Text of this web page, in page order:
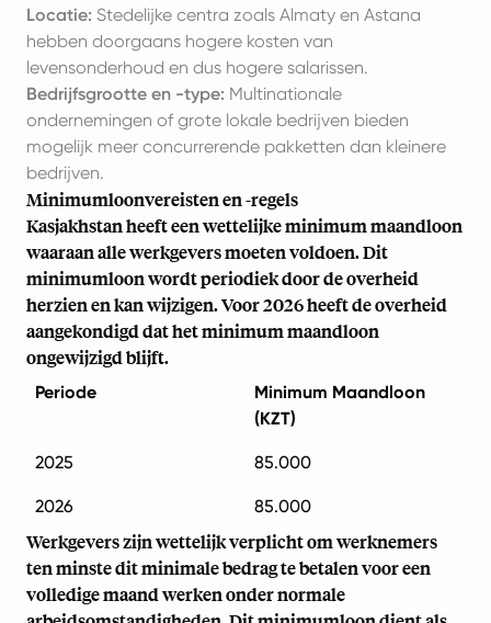
Locatie: Stedelijke centra zoals Almaty en Astana
hebben doorgaans hogere kosten van
levensonderhoud en dus hogere salarissen.
Bedrijfsgrootte en -type: Multinationale
ondernemingen of grote lokale bedrijven bieden
mogelijk meer concurrerende pakketten dan kleinere
bedrijven.
Minimumloonvereisten en -regels
Kasjakhstan heeft een wettelijke minimum maandloon
waaraan alle werkgevers moeten voldoen. Dit
minimumloon wordt periodiek door de overheid
herzien en kan wijzigen. Voor 2026 heeft de overheid
aangekondigd dat het minimum maandloon
ongewijzigd blijft.
Periode
Minimum Maandloon
(KZT)
2025 85.000
2026 85.000
Werkgevers zijn wettelijk verplicht om werknemers
ten minste dit minimale bedrag te betalen voor een
volledige maand werken onder normale